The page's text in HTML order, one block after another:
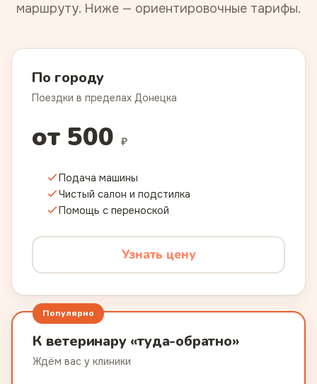
маршруту. Ниже — ориентировочные тарифы.
По городу
Поездки в пределах Донецка
от 500 ₽
Подача машины
Чистый салон и подстилка
Помощь с переноской
Узнать цену
Популярно
К ветеринару «туда-обратно»
Ждём вас у клиники